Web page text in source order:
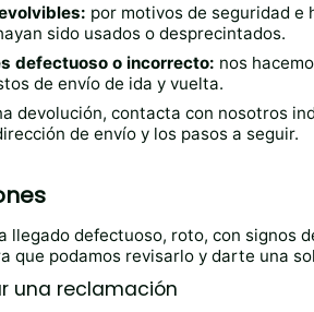
por motivos de seguridad e
sido usados o desprecintados.
defectuoso o incorrecto: nos
de envío de ida y vuelta.
devolución, contacta con nosotros
de envío y los pasos a seguir.
llegado defectuoso, roto, con signos
que podamos revisarlo y darte una
una reclamación